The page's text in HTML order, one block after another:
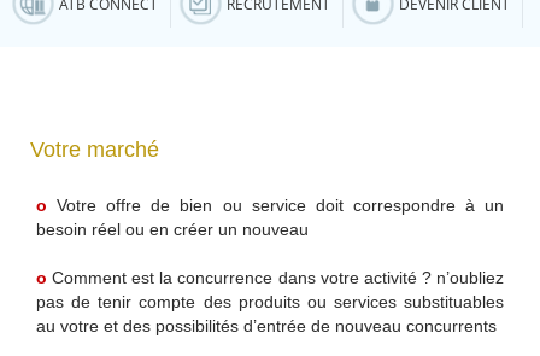
ATB CONNECT RECRUTEMENT DEVENIR CLIENT
Votre marché
o Votre offre de bien ou service doit correspondre à un
besoin réel ou en créer un nouveau
o Comment est la concurrence dans votre activité ? n’oubliez
pas de tenir compte des produits ou services substituables
au votre et des possibilités d’entrée de nouveau concurrents